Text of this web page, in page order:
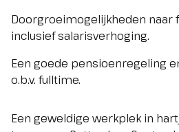
Doorgroeimogelijkheden naar
inclusief salarisverhoging.
Een goede pensioenregeling
o.b.v. fulltime.
Een geweldige werkplek in